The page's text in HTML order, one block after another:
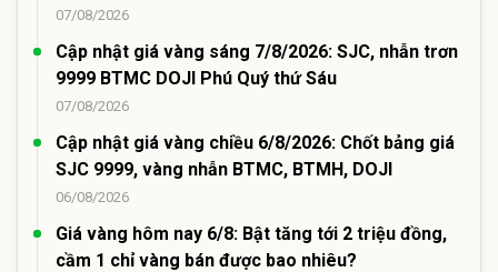
07/08/2026
Cập nhật giá vàng sáng 7/8/2026: SJC, nhẫn trơn
9999 BTMC DOJI Phú Quý thứ Sáu
07/08/2026
Cập nhật giá vàng chiều 6/8/2026: Chốt bảng giá
SJC 9999, vàng nhẫn BTMC, BTMH, DOJI
06/08/2026
Giá vàng hôm nay 6/8: Bật tăng tới 2 triệu đồng,
cầm 1 chỉ vàng bán được bao nhiêu?